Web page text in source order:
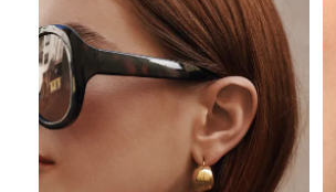
akkurat den rette mengden
eleganse til både
hverdagsøyeblikk og penere
anledninger. Farge: Gull. - Mål:
3,5 x 1,2 cm - 18K gullbelagt
messing og Swarovski-perle. -
100% Nikkelfri. - Designet i
Sverige, håndlaget i Hellas
NB! Av hygieniske årsaker er
det ingen bytterett på